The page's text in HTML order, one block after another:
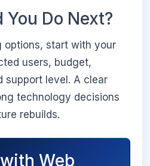
Do Next?
options, start with your
users, budget,
support level. A clear
technology decisions
rebuilds.
Web